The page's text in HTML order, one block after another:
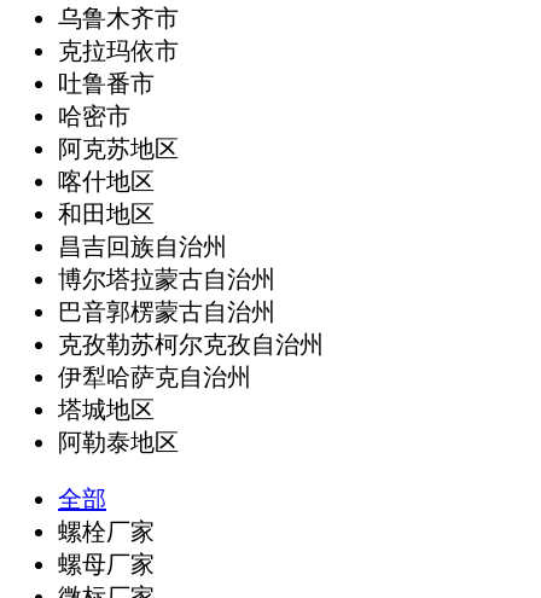
乌鲁木齐市
克拉玛依市
吐鲁番市
哈密市
阿克苏地区
喀什地区
和田地区
昌吉回族自治州
博尔塔拉蒙古自治州
巴音郭楞蒙古自治州
克孜勒苏柯尔克孜自治州
伊犁哈萨克自治州
塔城地区
阿勒泰地区
全部
螺栓厂家
螺母厂家